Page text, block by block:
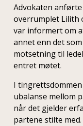
Advokaten
overrumplet Lilith
var informert om
annet enn det
motsetning til
entret møtet.
I
ubalanse mellom
når det gjelder
partene stilte med.